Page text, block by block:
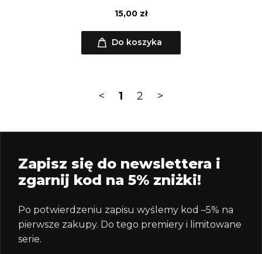
15,00 zł
Do koszyka
< 1 2 >
Zapisz się do newslettera i
zgarnij kod na 5% zniżki!
Po potwierdzeniu zapisu wyślemy kod –5% na
pierwsze zakupy. Do tego premiery i limitowane
serie.